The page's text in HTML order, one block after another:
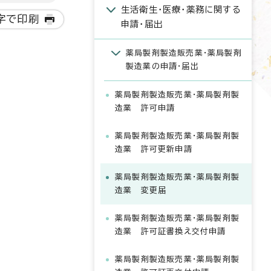
で印刷
生活衛生・医療・薬務に関する
申請・届出
薬局製剤製造販売業・薬局製剤
製造業の申請・届出
薬局製剤製造販売業・薬局製剤製
造業 許可申請
薬局製剤製造販売業・薬局製剤製
造業 許可更新申請
薬局製剤製造販売業・薬局製剤製
造業 変更届
薬局製剤製造販売業・薬局製剤製
造業 許可証書換え交付申請
薬局製剤製造販売業・薬局製剤製